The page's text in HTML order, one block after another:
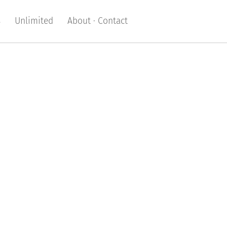
Unlimited About · Contact